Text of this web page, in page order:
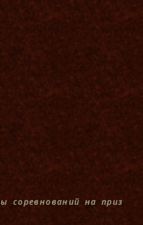
соревнований на приз